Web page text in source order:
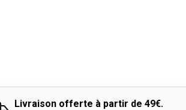
Livraison offerte à partir de 49€.